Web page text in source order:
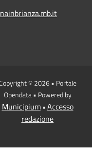
© 2026 • Portale
Opendata • Powered by
Municipium• Accesso
redazione